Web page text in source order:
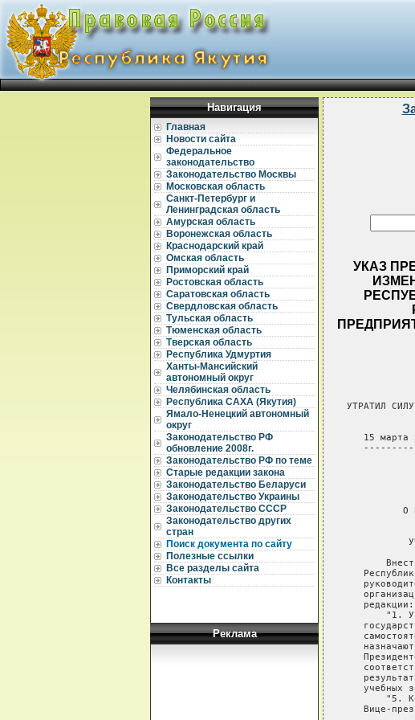
Навигация
Главная
Новости сайта
Федеральное
законодательство
Законодательство Москвы
Московская область
Санкт-Петербург и
Ленинградская область
Амурская область
Воронежская область
Краснодарский край
Омская область
Приморский край
Ростовская область
Саратовская область
Свердловская область
Тульская область
Тюменская область
Тверская область
Республика Удмуртия
Ханты-Мансийский
автономный округ
Челябинская область
Республика САХА (Якутия)
Ямало-Ненецкий автономный
округ
Законодательство РФ
обновление 2008г.
Законодательство РФ по теме
Старые редакции закона
Законодательство Беларуси
Законодательство Украины
Законодательство СССР
Законодательство других
стран
Поиск документа по сайту
Полезные ссылки
Все разделы сайта
Контакты
Реклама
УКАЗ
УТРАТИЛ
15 марта
О
   редакции:
"1.
учебных
"5.
Вице-